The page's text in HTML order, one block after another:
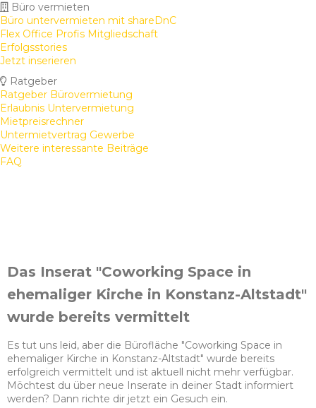
Büro vermieten
Büro untervermieten mit shareDnC
Flex Office Profis Mitgliedschaft
Erfolgsstories
Jetzt inserieren
Ratgeber
Ratgeber Bürovermietung
Erlaubnis Untervermietung
Mietpreisrechner
Untermietvertrag Gewerbe
Weitere interessante Beiträge
FAQ
Das Inserat "Coworking Space in
ehemaliger Kirche in Konstanz-Altstadt"
wurde bereits vermittelt
Es tut uns leid, aber die Bürofläche "Coworking Space in
ehemaliger Kirche in Konstanz-Altstadt" wurde bereits
erfolgreich vermittelt und ist aktuell nicht mehr verfügbar.
Möchtest du über neue Inserate in deiner Stadt informiert
werden? Dann richte dir jetzt ein Gesuch ein.